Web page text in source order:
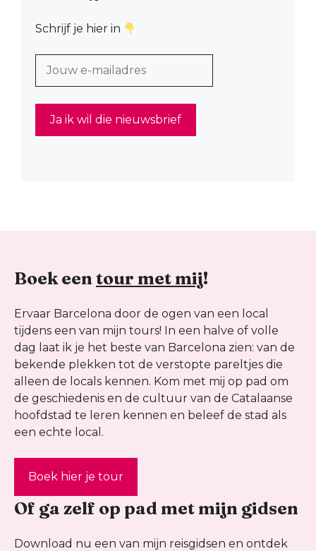
Schrijf je hier in
Boek een tour met mij!
Ervaar Barcelona door de ogen van een local
tijdens een van mijn tours! In een halve of volle
dag laat ik je het beste van Barcelona zien: van de
bekende plekken tot de verstopte pareltjes die
alleen de locals kennen. Kom met mij op pad om
de geschiedenis en de cultuur van de Catalaanse
hoofdstad te leren kennen en beleef de stad als
een echte local.
Boek hier je tour
Of ga zelf op pad met mijn gidsen
Download nu een van mijn reisgidsen en ontdek